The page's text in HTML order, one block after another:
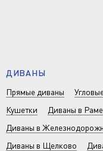
ДИВАНЫ
Прямые диваны
Кушетки
Диваны в
Диваны в
Диваны в Щелково